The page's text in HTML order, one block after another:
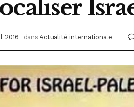
2016 dans Actualité internationale